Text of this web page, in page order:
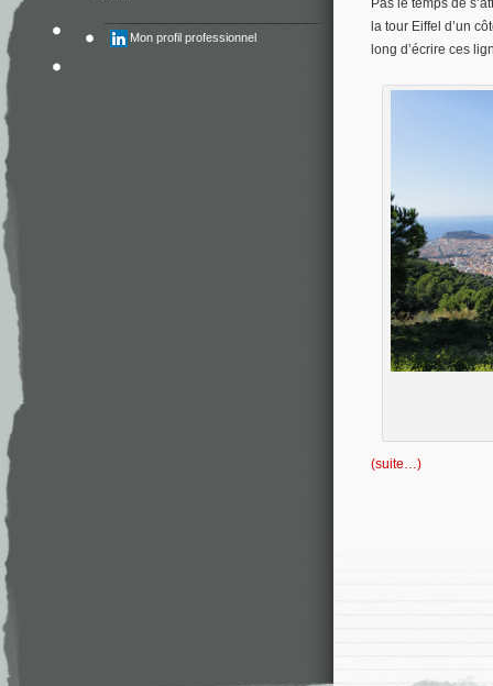
Mon profil professionnel
Pas le temps de
la tour Eiffel d’un
long d’écrire ces
(suite…)